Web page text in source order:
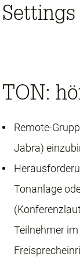
TON:
Remote-
Jabra)
Tonanlage
Teilnehmer